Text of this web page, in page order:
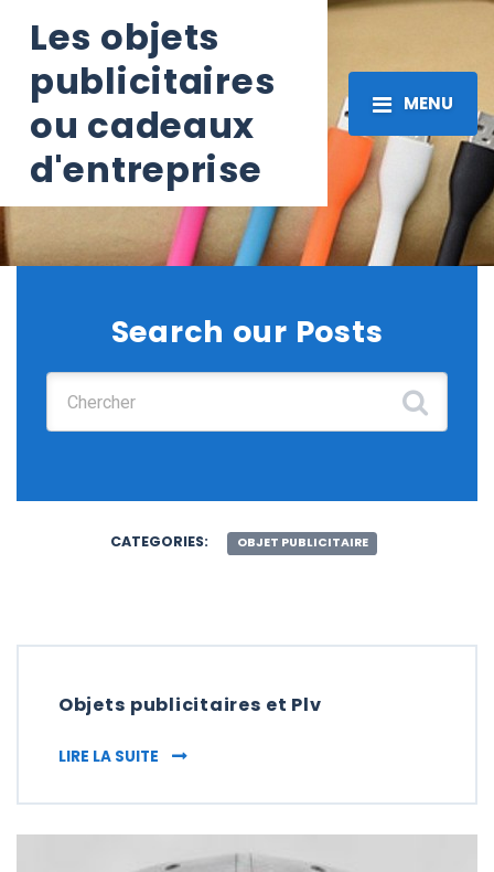
Les objets
publicitaires
ou cadeaux
d'entreprise
MENU
Search our Posts
CATEGORIES: OBJET PUBLICITAIRE
Objets publicitaires et Plv
LIRE LA SUITE OBJETS PUBLICITAIRES ET PLV